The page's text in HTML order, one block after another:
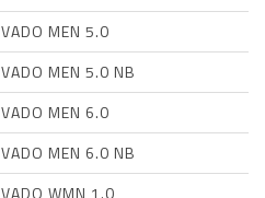
VADO MEN 5.0
VADO MEN 5.0 NB
VADO MEN 6.0
VADO MEN 6.0 NB
VADO WMN 1.0